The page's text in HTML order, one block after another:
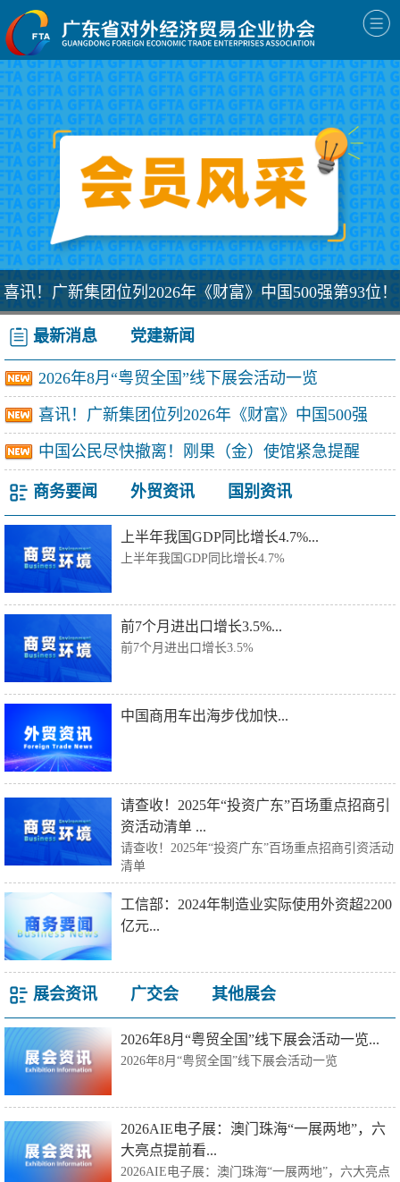
喜讯！广新集团位列2026年《财富》中国500强第93位！
最新消息 党建新闻
2026年8月“粤贸全国”线下展会活动一览
喜讯！广新集团位列2026年《财富》中国500强
中国公民尽快撤离！刚果（金）使馆紧急提醒
商务要闻 外贸资讯 国别资讯
上半年我国GDP同比增长4.7%...
上半年我国GDP同比增长4.7%
前7个月进出口增长3.5%...
前7个月进出口增长3.5%
中国商用车出海步伐加快...
请查收！2025年“投资广东”百场重点招商引
资活动清单 ...
请查收！2025年“投资广东”百场重点招商引资活动
清单
工信部：2024年制造业实际使用外资超2200
亿元...
展会资讯 广交会 其他展会
2026年8月“粤贸全国”线下展会活动一览...
2026年8月“粤贸全国”线下展会活动一览
2026AIE电子展：澳门珠海“一展两地”，六
大亮点提前看...
2026AIE电子展：澳门珠海“一展两地”，六大亮点